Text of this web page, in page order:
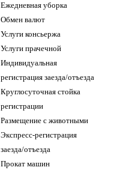
Ежедневная уборка
Обмен валют
Услуги консьержа
Услуги прачечной
Индивидуальная
регистрация заезда/отъезда
Круглосуточная стойка
регистрации
Размещение с животными
Экспресс-регистрация
заезда/отъезда
Прокат машин